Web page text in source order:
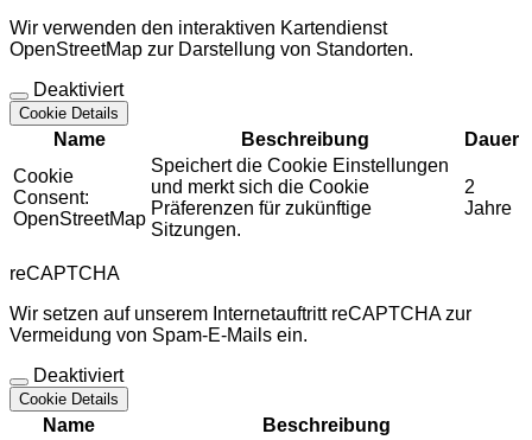
Wir verwenden den interaktiven Kartendienst
OpenStreetMap zur Darstellung von Standorten.
Deaktiviert
Cookie Details
Name Beschreibung
Dauer
Cookie
Consent:
OpenStreetMap
Speichert die Cookie Einstellungen
und merkt sich die Cookie
Präferenzen für zukünftige
Sitzungen.
2
Jahre
reCAPTCHA
Wir setzen auf unserem Internetauftritt reCAPTCHA zur
Vermeidung von Spam-E-Mails ein.
Deaktiviert
Cookie Details
Name
Beschreibung